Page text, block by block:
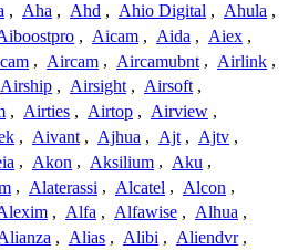
, Aha , Ahd , Ahio Digital , Ahula ,
, Aicam , Aida , Aiex ,
, Aircam , Aircamubnt , Airlink ,
Airship , Airsight , Airsoft ,
, Airties , Airtop , Airview ,
, Aivant , Ajhua , Ajt , Ajtv ,
, Akon , Aksilium , Aku ,
, Alaterassi , Alcatel , Alcon ,
, Alfa , Alfawise , Alhua ,
, Alias , Alibi , Aliendvr ,